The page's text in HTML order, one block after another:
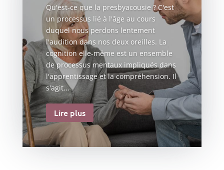
Qu'est-ce que la presbyacousie ? C'est
un processus lié à l'âge au cours
duquel nous perdons lentement
l'audition dans nos deux oreilles. La
cognition elle-même est un ensemble
de processus mentaux impliqués dans
l'apprentissage et la compréhension. Il
s'agit...
Lire plus